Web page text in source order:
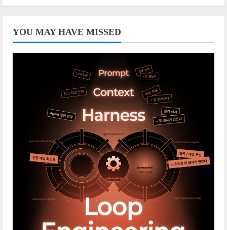
YOU MAY HAVE MISSED